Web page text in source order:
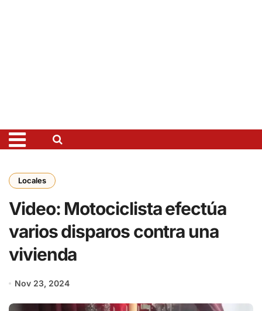
Locales
Video: Motociclista efectúa
varios disparos contra una
vivienda
Nov 23, 2024